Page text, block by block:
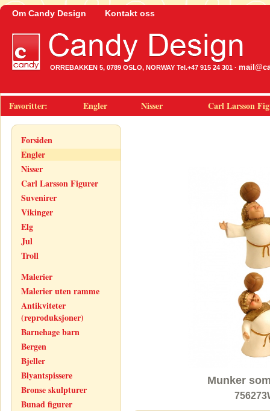
Om Candy Design Kontakt oss
ORREBAKKEN 5, 0789 OSLO, NORWAY Tel.+47 915 24 301 ·
Favoritter: Engler Nisser Carl Larsson
Forsiden
Engler
Nisser
Carl Larsson Figurer
Suvenirer
Vikinger
Elg
Jul
Troll
Malerier
Malerier uten ramme
Antikviteter
(reproduksjoner)
Barnehage barn
Bergen
Bjeller
Blyantspissere
Bronse skulpturer
Bunad figurer
Munker